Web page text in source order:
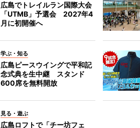
広島でトレイルラン国際大会
「UTMB」予選会 2027年4
月に初開催へ
学ぶ・知る
広島ピースウイングで平和記
念式典を生中継 スタンド
600席を無料開放
見る・遊ぶ
広島ロフトで「チー坊フェ